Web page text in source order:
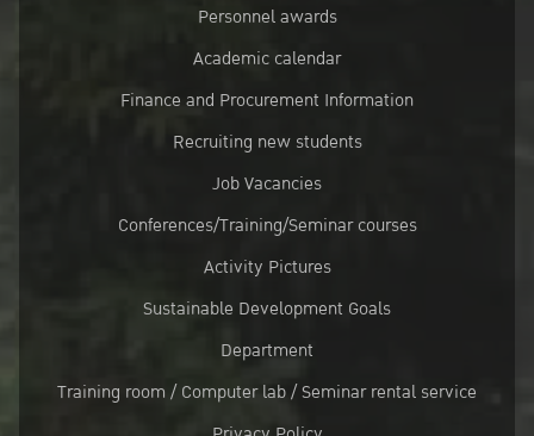
Personnel awards
Academic calendar
Finance and Procurement Information
Recruiting new students
Job Vacancies
Conferences/Training/Seminar courses
Activity Pictures
Sustainable Development Goals
Department
Training room / Computer lab / Seminar rental service